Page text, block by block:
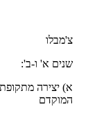
צ'מבלו
שנים א' ו-ב':
א) יצירה
המוקדם